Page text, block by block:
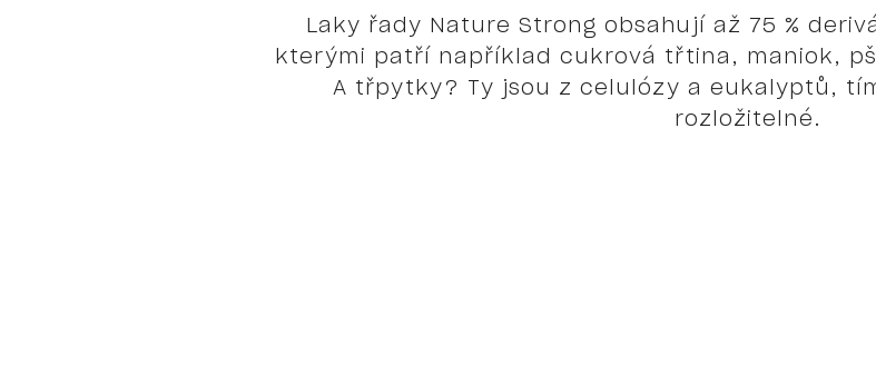
Laky řady Nature Strong obsahují až 75 %
kterými patří například cukrová třtina, maniok,
A třpytky? Ty jsou z celulózy a eukalyptů,
rozložitelné.